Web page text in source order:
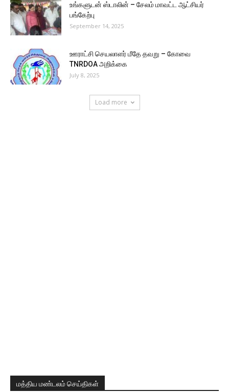
உங்களுடன் ஸ்டாலின் – சேலம் மாவட்ட ஆட்சியர்
பங்கேற்பு
September 14, 2025
ஊராட்சி செயலாளர் மீதே தவறு – கோவை
TNRDOA அறிக்கை
July 8, 2025
Load more
மத்திய மண்டலம் செய்திகள்